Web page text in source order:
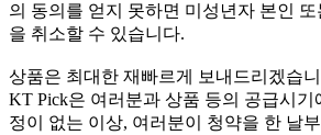
의 동의를 얻지 못하면 미성년자 본인
을 취소할 수 있습니다.
상품은 최대한 재빠르게 보내드리겠습
KT Pick은 여러분과 상품 등의 공급시기
정이 없는 이상, 여러분이 청약을 한 날